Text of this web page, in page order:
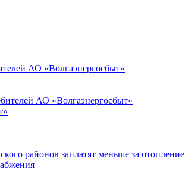
АО «Волгаэнергосбыт»
АО «Волгаэнергосбыт»
районов заплатят меньше за отопление